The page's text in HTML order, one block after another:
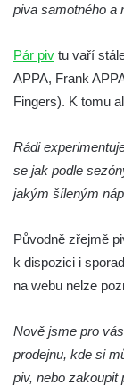
piva samotného a
Pár piv tu vaří
APPA, Frank
Fingers). K tomu
Rádi
se jak podle
jakým šíleným
Původně zřejmě
k dispozici i
na webu nelze
Nově jsme pro
prodejnu, kde si
piv, nebo zakoupit